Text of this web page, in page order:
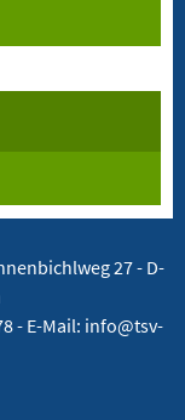
27 - D-
- E-Mail: info@tsv-